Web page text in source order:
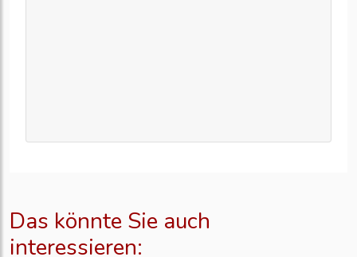
Das könnte Sie auch
interessieren: